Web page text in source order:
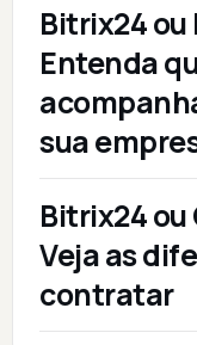
Bitrix24 ou
Entenda
sua
Bitrix24 ou
Veja as
contratar